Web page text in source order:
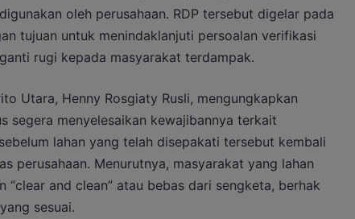
oleh perusahaan. RDP tersebut digelar pada
tujuan untuk menindaklanjuti persoalan verifikasi
rugi kepada masyarakat terdampak.
Utara, Henny Rosgiaty Rusli, mengungkapkan
segera menyelesaikan kewajibannya terkait
lahan yang telah disepakati tersebut kembali
perusahaan. Menurutnya, masyarakat yang lahan
“clear and clean” atau bebas dari sengketa, berhak
sesuai.